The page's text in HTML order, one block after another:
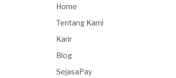
Home
Tentang Kami
Karir
Blog
SejasaPay